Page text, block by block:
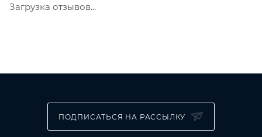
Загрузка отзывов...
ПОДПИСАТЬСЯ НА РАССЫЛКУ